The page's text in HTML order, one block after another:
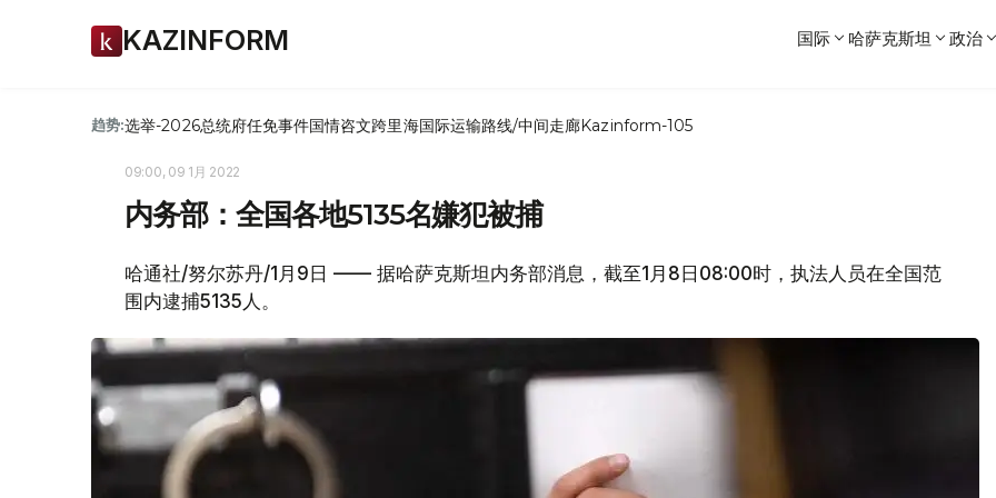
KAZINFORM 国际 哈萨克斯坦 政治
趋势:选举-2026总统府任免事件国情咨文跨里海国际运输路线/中间走廊Kazinform-105
09:00, 09 1月 2022
内务部：全国各地5135名嫌犯被捕
哈通社/努尔苏丹/1月9日 —— 据哈萨克斯坦内务部消息，截至1月8日08:00时，执法人员在全国范
围内逮捕5135人。